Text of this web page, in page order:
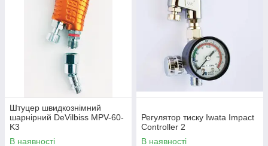
Штуцер швидкознімний
шарнірний DeVilbiss MPV-60-
K3
В наявності
Регулятор тиску Iwata Impact
Controller 2
В наявності